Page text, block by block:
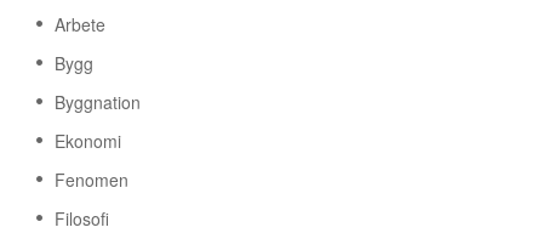
Arbete
Bygg
Byggnation
Ekonomi
Fenomen
Filosofi